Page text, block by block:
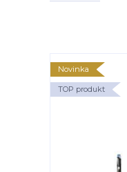
Novinka
TOP produkt